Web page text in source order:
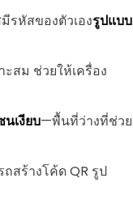
รหัสของตัวเองรูปแบบ
สม ช่วยให้เครื่อง
นเงียบ—พื้นที่ว่างที่ช่วย
สร้างโค้ด QR รูป